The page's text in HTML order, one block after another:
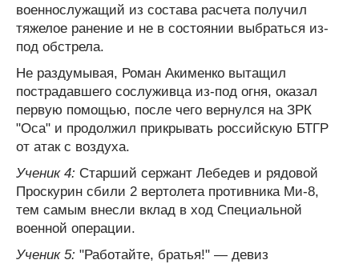
военнослужащий из состава расчета получил
тяжелое ранение и не в состоянии выбраться из-
под обстрела.
Не раздумывая, Роман Акименко вытащил
пострадавшего сослуживца из-под огня, оказал
первую помощью, после чего вернулся на ЗРК
"Оса" и продолжил прикрывать российскую БТГР
от атак с воздуха.
Ученик 4: Старший сержант Лебедев и рядовой
Проскурин сбили 2 вертолета противника Ми-8,
тем самым внесли вклад в ход Специальной
военной операции.
Ученик 5: "Работайте, братья!" — девиз